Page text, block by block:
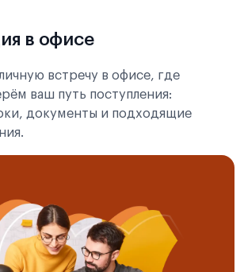
в офисе
встречу в офисе, где
ваш путь поступления:
документы и подходящие